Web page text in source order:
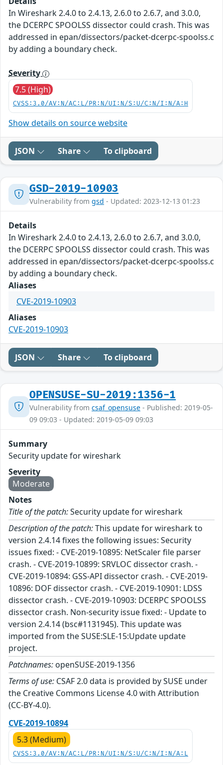
In Wireshark 2.4.0 to 2.4.13, 2.6.0 to 2.6.7, and 3.0.0,
the DCERPC SPOOLSS dissector could crash. This was
addressed in epan/dissectors/packet-dcerpc-spoolss.c
by adding a boundary check.
Severity
7.5 (High)
CVSS:3.0/AV:N/AC:L/PR:N/UI:N/S:U/C:N/I:N/A:H
Show details on source website
JSON Share To clipboard
GSD-2019-10903
Vulnerability from gsd - Updated: 2023-12-13 01:23
Details
In Wireshark 2.4.0 to 2.4.13, 2.6.0 to 2.6.7, and 3.0.0,
the DCERPC SPOOLSS dissector could crash. This was
addressed in epan/dissectors/packet-dcerpc-spoolss.c
by adding a boundary check.
Aliases
CVE-2019-10903
Aliases
CVE-2019-10903
JSON Share To clipboard
OPENSUSE-SU-2019:1356-1
Vulnerability from csaf_opensuse - Published: 2019-05-
09 09:03 - Updated: 2019-05-09 09:03
Summary
Security update for wireshark
Severity
Moderate
Notes
Title of the patch:Security update for wireshark
Description of the patch:This update for wireshark to
version 2.4.14 fixes the following issues: Security
issues fixed: - CVE-2019-10895: NetScaler file parser
crash. - CVE-2019-10899: SRVLOC dissector crash. -
CVE-2019-10894: GSS-API dissector crash. - CVE-2019-
10896: DOF dissector crash. - CVE-2019-10901: LDSS
dissector crash. - CVE-2019-10903: DCERPC SPOOLSS
dissector crash. Non-security issue fixed: - Update to
version 2.4.14 (bsc#1131945). This update was
imported from the SUSE:SLE-15:Update update
project.
Patchnames: openSUSE-2019-1356
Terms of use: CSAF 2.0 data is provided by SUSE under
the Creative Commons License 4.0 with Attribution
(CC-BY-4.0).
CVE-2019-10894
5.3 (Medium)
CVSS:3.0/AV:N/AC:L/PR:N/UI:N/S:U/C:N/I:N/A:L